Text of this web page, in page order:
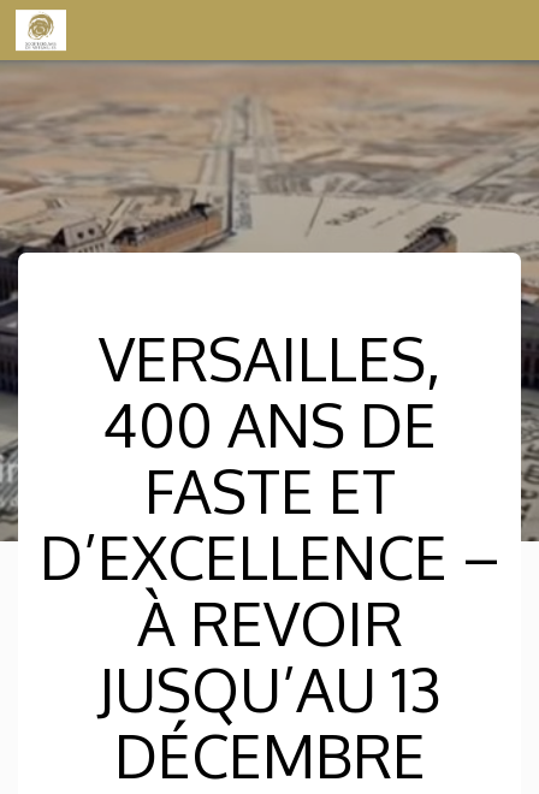
Skip to content
VERSAILLES,
400 ANS DE
FASTE ET
D’EXCELLENCE –
À REVOIR
JUSQU’AU 13
DÉCEMBRE